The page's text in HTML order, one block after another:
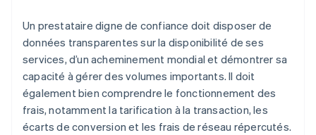
Un prestataire digne de confiance doit disposer de
données transparentes sur la disponibilité de ses
services, d’un acheminement mondial et démontrer sa
capacité à gérer des volumes importants. Il doit
également bien comprendre le fonctionnement des
frais, notamment la tarification à la transaction, les
écarts de conversion et les frais de réseau répercutés.